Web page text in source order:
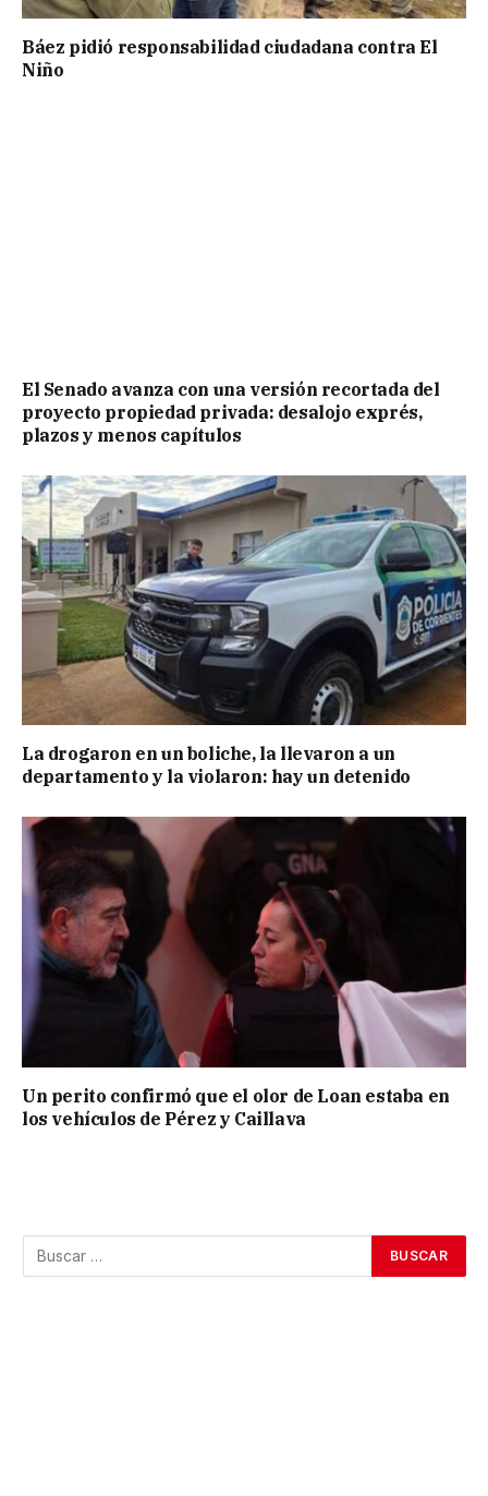
Báez pidió responsabilidad ciudadana contra El
Niño
El Senado avanza con una versión recortada del
proyecto propiedad privada: desalojo exprés,
plazos y menos capítulos
La drogaron en un boliche, la llevaron a un
departamento y la violaron: hay un detenido
Un perito confirmó que el olor de Loan estaba en
los vehículos de Pérez y Caillava